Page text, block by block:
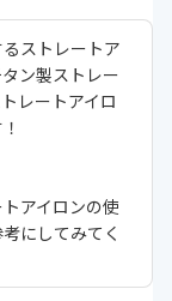
ストレートア
ン製ストレー
レートアイロ
アイロンの使
にしてみてく